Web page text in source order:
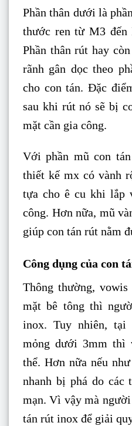
Phần thân dưới là
thước ren từ M3 đến
Phần thân rút hay
rãnh gân dọc theo
cho con tán. Đặc
sau khi rút nó sẽ bị
mặt cần gia công.
Với phần mũ con
thiết kế mx có vành
tựa cho ê cu khi lắp
công. Hơn nữa, mũ
giúp con tán rút nằm
Công dụng của con
Thông thường,
mặt bê tông thì
inox. Tuy nhiên, tại
mỏng dưới 3mm thì
thể. Hơn nữa nếu
nhanh bị phá do các
mạn. Vì vậy mà
tán rút inox để giải